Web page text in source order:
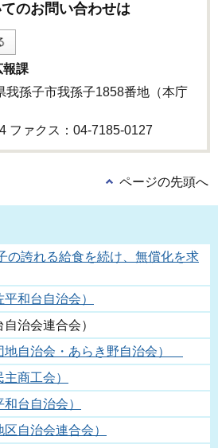
のお問い合わせは
課
孫子市我孫子1858番地（本庁
ファクス：04-7185-0127
ページの先頭へ
の誇れる給食を続け、無償化を求
和台自治会）
治会連合会）
地自治会・あらき野自治会）
商工会）
台自治会）
自治会連合会）